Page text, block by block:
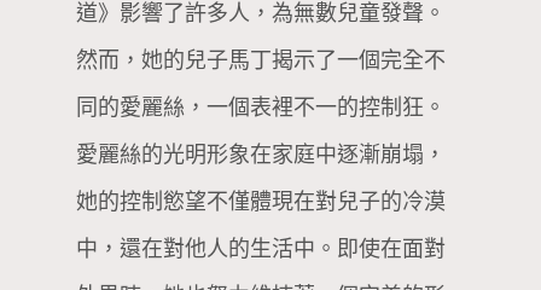
道》影響了許多人，為無數兒童發聲。
然而，她的兒子馬丁揭示了一個完全不
同的愛麗絲，一個表裡不一的控制狂。
愛麗絲的光明形象在家庭中逐漸崩塌，
她的控制慾望不僅體現在對兒子的冷漠
中，還在對他人的生活中。即使在面對